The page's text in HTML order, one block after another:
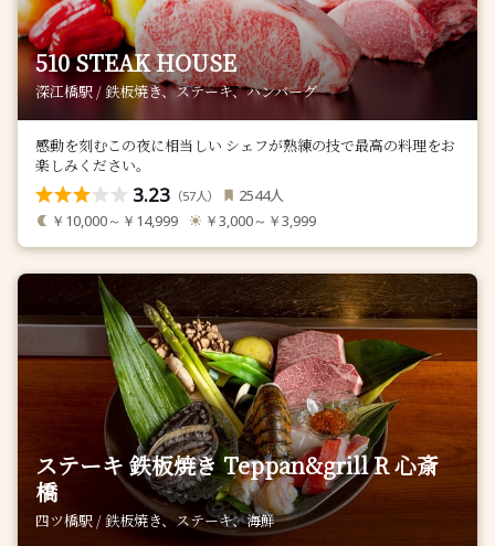
510 STEAK HOUSE
深江橋駅 / 鉄板焼き、ステーキ、ハンバーグ
感動を刻むこの夜に相当しい シェフが熟練の技で最高の料理をお
楽しみください。
3.23 （57人） 2544人
￥10,000～￥14,999 ￥3,000～￥3,999
ステーキ 鉄板焼き Teppan&grill R 心斎
橋
四ツ橋駅 / 鉄板焼き、ステーキ、海鮮